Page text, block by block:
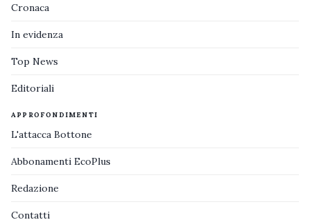
Cronaca
In evidenza
Top News
Editoriali
APPROFONDIMENTI
L'attacca Bottone
Abbonamenti EcoPlus
Redazione
Contatti